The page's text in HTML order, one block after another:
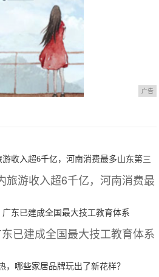
广告
旅游收入超6千亿，河南消费最
已建成全国最大技工教育体系